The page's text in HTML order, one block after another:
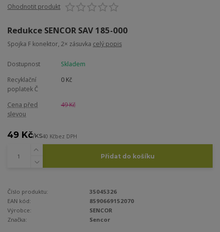
Ohodnotit produkt
Redukce SENCOR SAV 185-000
Spojka F konektor, 2× zásuvka celý popis
Dostupnost
Skladem
Recyklační
poplatek Č
0 Kč
Cena před
slevou
49 Kč
49 Kč/KS40 Kčbez DPH
Přidat do košíku
Číslo produktu:
35045326
EAN kód:
8590669152070
Výrobce:
SENCOR
Značka:
Sencor